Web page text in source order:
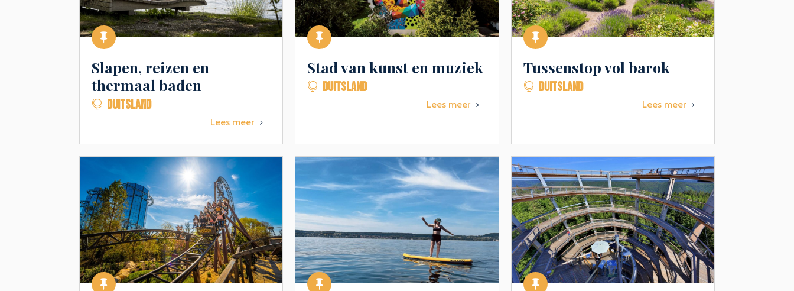

Slapen, reizen en
thermaal baden
 DUITSLAND
Lees meer 5

Stad van kunst en muziek
 DUITSLAND
Lees meer 5

Tussenstop vol barok
 DUITSLAND
Lees meer 5
  